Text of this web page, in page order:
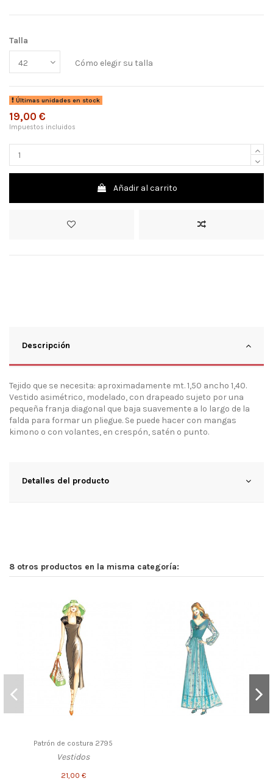
Talla
Cómo elegir su talla
Últimas unidades en stock
19,00 €
Impuestos incluidos
Añadir al carrito
Descripción
Tejido que se necesita: aproximadamente mt. 1,50 ancho 1,40.
Vestido asimétrico, modelado, con drapeado sujeto por una
pequeña franja diagonal que baja suavemente a lo largo de la
falda para formar un pliegue. Se puede hacer con mangas
kimono o con volantes, en crespón, satén o punto.
Detalles del producto
8 otros productos en la misma categoría:
Patrón de costura 2795
Vestidos
21,00 €